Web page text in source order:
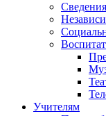
Учителям